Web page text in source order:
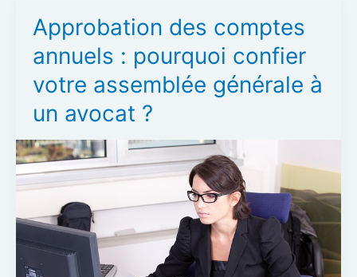
Approbation des comptes
annuels : pourquoi confier
votre assemblée générale à
un avocat ?